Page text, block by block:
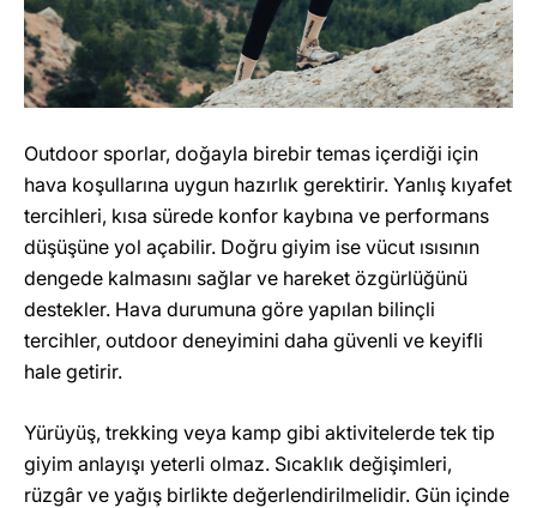
Outdoor sporlar, doğayla birebir temas içerdiği için
hava koşullarına uygun hazırlık gerektirir. Yanlış kıyafet
tercihleri, kısa sürede konfor kaybına ve performans
düşüşüne yol açabilir. Doğru giyim ise vücut ısısının
dengede kalmasını sağlar ve hareket özgürlüğünü
destekler. Hava durumuna göre yapılan bilinçli
tercihler, outdoor deneyimini daha güvenli ve keyifli
hale getirir.
Yürüyüş, trekking veya kamp gibi aktivitelerde tek tip
giyim anlayışı yeterli olmaz. Sıcaklık değişimleri,
rüzgâr ve yağış birlikte değerlendirilmelidir. Gün içinde